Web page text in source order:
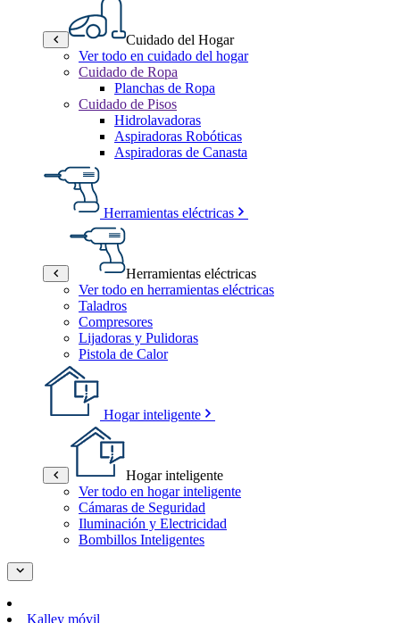
Cuidado del Hogar
Ver todo en cuidado del hogar
Cuidado de Ropa
Planchas de Ropa
Cuidado de Pisos
Hidrolavadoras
Aspiradoras Robóticas
Aspiradoras de Canasta
Herramientas eléctricas
Herramientas eléctricas
Ver todo en herramientas eléctricas
Taladros
Compresores
Lijadoras y Pulidoras
Pistola de Calor
Hogar inteligente
Hogar inteligente
Ver todo en hogar inteligente
Cámaras de Seguridad
Iluminación y Electricidad
Bombillos Inteligentes
Kalley móvil